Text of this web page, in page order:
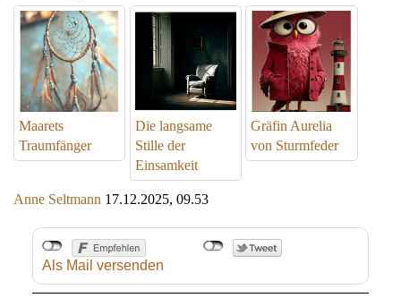
Maarets
Traumfänger
Die langsame
Stille der
Einsamkeit
Gräfin Aurelia
von Sturmfeder
Anne Seltmann 17.12.2025, 09.53
Als Mail versenden